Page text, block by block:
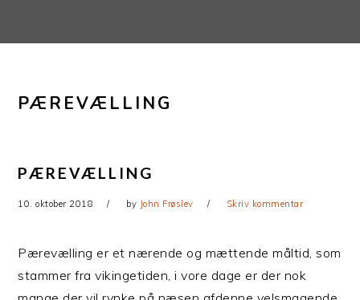
navigation
PÆREVÆLLING
PÆREVÆLLING
10. oktober 2018 by John Frøslev Skriv kommentar
Pærevælling er et nærende og mættende måltid, som
stammer fra vikingetiden, i vore dage er der nok